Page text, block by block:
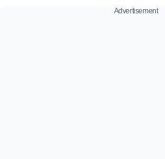
Advertisement